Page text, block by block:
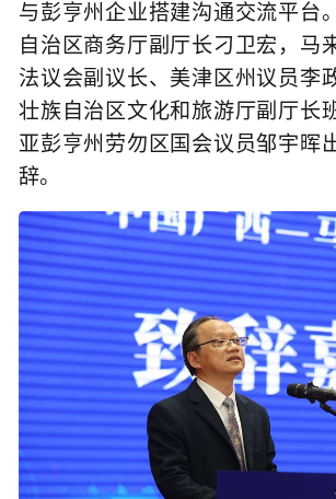
与彭亨州企业搭建沟通交流平台
自治区商务厅副厅长刁卫宏，马
法议会副议长、美津区州议员李
壮族自治区文化和旅游厅副厅长
亚彭亨州劳勿区国会议员邹宇晖
辞。